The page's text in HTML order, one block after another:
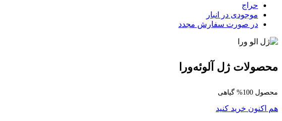
حراج
موجودی در انبار
در صورت سفارش مجدد
محصولات ژل آلوئه‌ورا
محصول 100% گیاهی
هم اکنون خرید کنید